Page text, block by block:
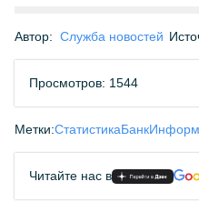
Автор: Служба новостей
Просмотров: 1544
Метки:Статистика
Читайте нас в